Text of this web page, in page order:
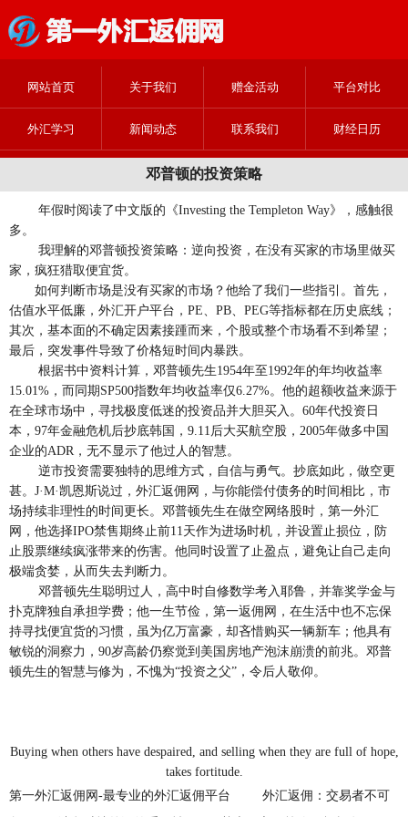
网站首页 关于我们 赠金活动 平台对比
外汇学习 新闻动态 联系我们 财经日历
邓普顿的投资策略
年假时阅读了中文版的《Investing the Templeton Way》，感触很
多。
我理解的邓普顿投资策略：逆向投资，在没有买家的市场里做买
家，疯狂猎取便宜货。
如何判断市场是没有买家的市场？他给了我们一些指引。首先，
估值水平低廉，外汇开户平台，PE、PB、PEG等指标都在历史底线；
其次，基本面的不确定因素接踵而来，个股或整个市场看不到希望；
最后，突发事件导致了价格短时间内暴跌。
根据书中资料计算，邓普顿先生1954年至1992年的年均收益率
15.01%，而同期SP500指数年均收益率仅6.27%。他的超额收益来源于
在全球市场中，寻找极度低迷的投资品并大胆买入。60年代投资日
本，97年金融危机后抄底韩国，9.11后大买航空股，2005年做多中国
企业的ADR，无不显示了他过人的智慧。
逆市投资需要独特的思维方式，自信与勇气。抄底如此，做空更
甚。J·M·凯恩斯说过，外汇返佣网，与你能偿付债务的时间相比，市
场持续非理性的时间更长。邓普顿先生在做空网络股时，第一外汇
网，他选择IPO禁售期终止前11天作为进场时机，并设置止损位，防
止股票继续疯涨带来的伤害。他同时设置了止盈点，避免让自己走向
极端贪婪，从而失去判断力。
邓普顿先生聪明过人，高中时自修数学考入耶鲁，并靠奖学金与
扑克牌独自承担学费；他一生节俭，第一返佣网，在生活中也不忘保
持寻找便宜货的习惯，虽为亿万富豪，却吝惜购买一辆新车；他具有
敏锐的洞察力，90岁高龄仍察觉到美国房地产泡沫崩溃的前兆。邓普
顿先生的智慧与修为，不愧为“投资之父”，令后人敬仰。
Buying when others have despaired, and selling when they are full of hope,
takes fortitude.
第一外汇返佣网-最专业的外汇返佣平台
外汇返佣：交易者不可